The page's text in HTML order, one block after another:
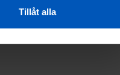
Tillåt alla